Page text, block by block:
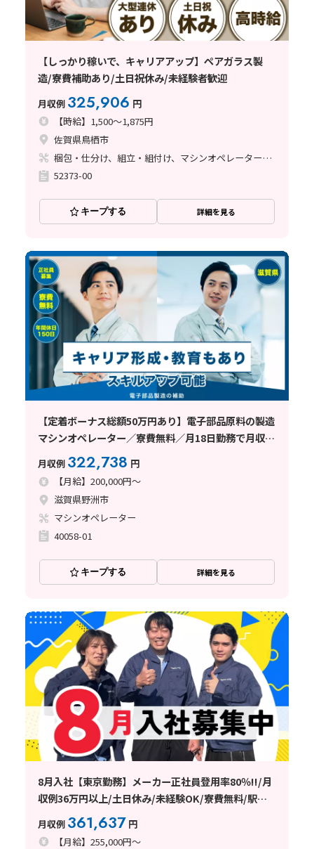
【しっかり稼いで、キャリアアップ】ペアガラス製
造/寮費補助あり/土日祝休み/未経験者歓迎
月収例 325,906 円
【時給】1,500～1,875円
佐賀県鳥栖市
梱包・仕分け、組立・組付け、マシンオペレーター、立ち作業
52373-00
キープする 詳細を見る
【定着ボーナス総額50万円あり】電子部品原料の製造
マシンオペレーター／寮費無料／月18日勤務で月収30
万円以上可／年間休日150日
月収例 322,738 円
【月給】200,000円～
滋賀県野洲市
マシンオペレーター
40058-01
キープする 詳細を見る
8月入社【東京勤務】メーカー正社員登用率80％!!/月
収例36万円以上/土日休み/未経験OK/寮費無料/駅チ
月収例 361,637 円
【月給】255,000円～